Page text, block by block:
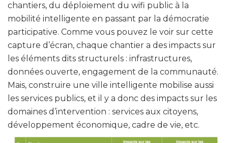
chantiers, du déploiement du wifi public à la
mobilité intelligente en passant par la démocratie
participative. Comme vous pouvez le voir sur cette
capture d’écran, chaque chantier a des impacts sur
les éléments dits structurels : infrastructures,
données ouverte, engagement de la communauté.
Mais, construire une ville intelligente mobilise aussi
les services publics, et il y a donc des impacts sur les
domaines d’intervention : services aux citoyens,
développement économique, cadre de vie, etc.